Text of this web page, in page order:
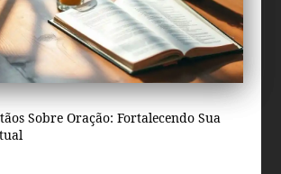
Sobre Oração: Fortalecendo Sua